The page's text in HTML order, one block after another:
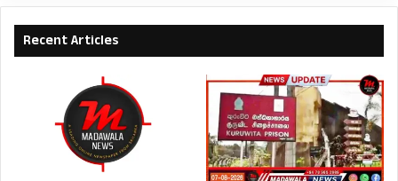
Recent Articles